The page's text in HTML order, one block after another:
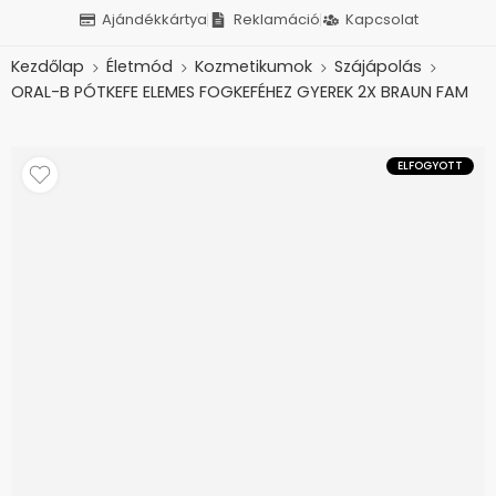
Ajándékkártya Reklamáció Kapcsolat
Kezdőlap Életmód Kozmetikumok
Szájápolás
ORAL-B PÓTKEFE ELEMES FOGKEFÉHEZ GYEREK 2X BRAUN FAM
ELFOGYOTT